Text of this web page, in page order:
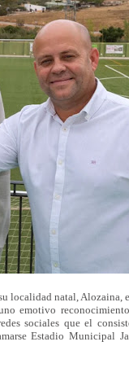
localidad natal, Alozaina,
emotivo
sociales que el
Estadio Municipal